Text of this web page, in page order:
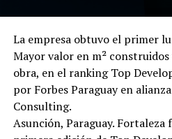
La empresa obtuvo el primer
Mayor valor en m² construidos
obra, en el ranking Top
por Forbes Paraguay en
Consulting.
Asunción, Paraguay. Fortaleza